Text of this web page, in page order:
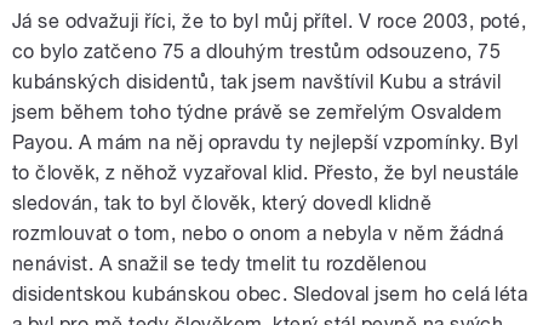
Já se odvažuji říci, že to byl můj přítel. V roce 2003, poté,
co bylo zatčeno 75 a dlouhým trestům odsouzeno, 75
kubánských disidentů, tak jsem navštívil Kubu a strávil
jsem během toho týdne právě se zemřelým Osvaldem
Payou. A mám na něj opravdu ty nejlepší vzpomínky. Byl
to člověk, z něhož vyzařoval klid. Přesto, že byl neustále
sledován, tak to byl člověk, který dovedl klidně
rozmlouvat o tom, nebo o onom a nebyla v něm žádná
nenávist. A snažil se tedy tmelit tu rozdělenou
disidentskou kubánskou obec. Sledoval jsem ho celá léta